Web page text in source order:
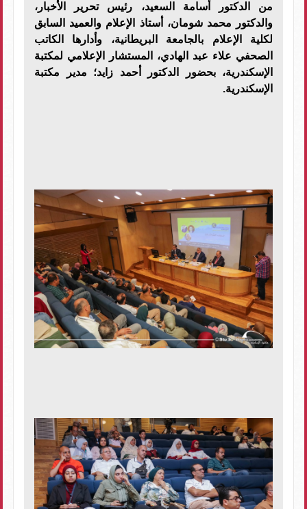
من الدكتور أسامة السعيد، رئيس تحرير الأخبار،
والدكتور محمد شومان، أستاذ الإعلام والعميد السابق
لكلية الإعلام بالجامعة البريطانية، وأدارها الكاتب
الصحفي علاء عبد الهادي، المستشار الإعلامي لمكتبة
الإسكندرية، بحضور الدكتور أحمد زايد؛ مدير مكتبة
الإسكندرية.